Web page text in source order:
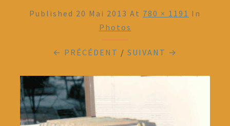
Published 20 Mai 2013 At 780 × 1191 In
Photos
← PRÉCÉDENT / SUIVANT →